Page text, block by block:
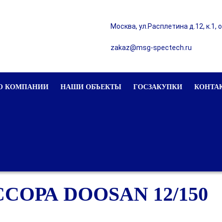
КОМПАНИИ НАШИ ОБЪЕКТЫ ГОСЗАКУПКИ
Москва, ул.Расплетина д.12, к.1,
zakaz@msg-spectech.ru
DOOSAN 12/150